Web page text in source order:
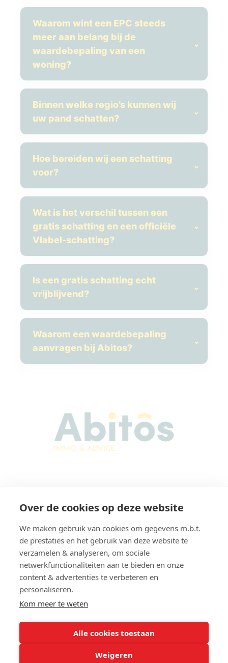
Waarom wint een EPC steeds
meer aan belang bij de
waardebepaling van een
woning?
Binnen welke regio’s kunnen wij
uw pand schatten?
Hoe bereiden wij een schatting
voor?
Wat is het verschil tussen een
gratis schatting en een officiële
Vlabel-schatting?
Is een gratis schatting echt
vrijblijvend?
Waarom een waardebepaling
aanvragen bij Abitos?
Karel Lodewijk Dierickxstraat 22
België
Navigatie
Over de cookies op deze website
We maken gebruik van cookies om gegevens m.b.t.
de prestaties en het gebruik van deze website te
verzamelen & analyseren, om sociale
netwerkfunctionaliteiten aan te bieden en onze
content & advertenties te verbeteren en
personaliseren.
Kom meer te weten
Alle cookies toestaan
Weigeren